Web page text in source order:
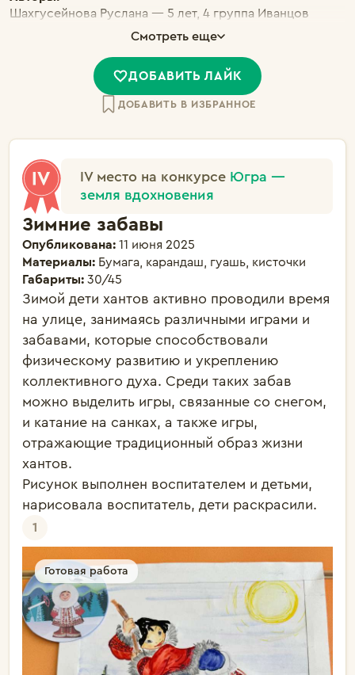
Шахгусейнова Руслана — 5 лет, 4 группа Иванцов
Тимофей — 5 лет, 4 группаСмотреть еще
ДОБАВИТЬ ЛАЙК
ДОБАВИТЬ В ИЗБРАННОЕ
IV место на конкурсе Югра —
земля вдохновения
Зимние забавы
Опубликована: 11 июня 2025
Материалы: Бумага, карандаш, гуашь, кисточки
Габариты: 30/45
Зимой дети хантов активно проводили время
на улице, занимаясь различными играми и
забавами, которые способствовали
физическому развитию и укреплению
коллективного духа. Среди таких забав
можно выделить игры, связанные со снегом,
и катание на санках, а также игры,
отражающие традиционный образ жизни
хантов.
Рисунок выполнен воспитателем и детьми,
нарисовала воспитатель, дети раскрасили.
1
Готовая работа